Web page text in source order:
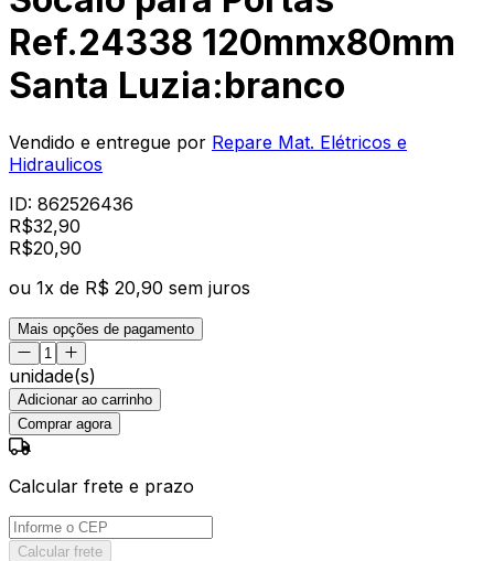
Ref.24338 120mmx80mm
Santa Luzia:branco
Vendido e entregue por Repare Mat. Elétricos e
Hidraulicos
ID: 862526436
R$32,90
R$20,90
ou 1x de R$ 20,90 sem juros
Mais opções de pagamento
unidade(s)
Adicionar ao carrinho
Comprar agora
Calcular frete e prazo
Calcular frete